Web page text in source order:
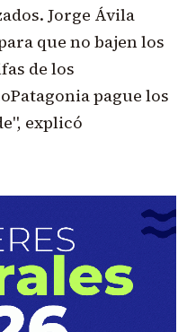
Jorge Ávila
que no bajen los
de los
pague los
explicó